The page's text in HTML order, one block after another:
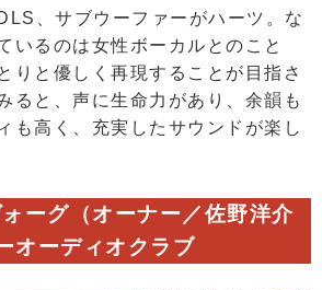
、サブウーファーがハーツ。な
いるのは女性ボーカルとのこと
りと優しく再現することが目指さ
ると、声に生命力があり、余韻も
も高く、充実したサウンドが楽し
ーグ（オーナー／佐野洋介
オーディオクラブ